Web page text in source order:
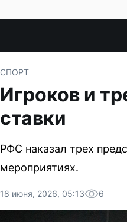
СПОРТ
Игроков и
ставки
РФС наказал трех
мероприятиях.
18 июня, 2026, 05:13 6